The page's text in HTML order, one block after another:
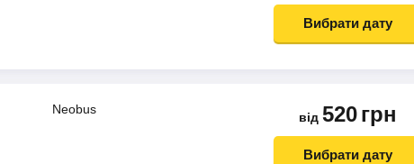
Вибрати дату
Neobus
від 520грн
Вибрати дату